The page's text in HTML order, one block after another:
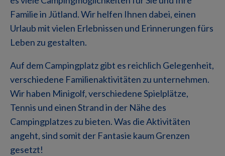
Familie in Jütland. Wir helfen Ihnen dabei, einen
Urlaub mit vielen Erlebnissen und Erinnerungen fürs
Leben zu gestalten.
Auf dem Campingplatz gibt es reichlich Gelegenheit,
verschiedene Familienaktivitäten zu unternehmen.
Wir haben Minigolf, verschiedene Spielplätze,
Tennis und einen Strand in der Nähe des
Campingplatzes zu bieten. Was die Aktivitäten
angeht, sind somit der Fantasie kaum Grenzen
gesetzt!